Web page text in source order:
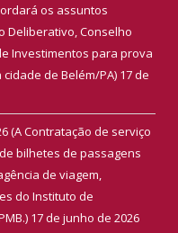
os assuntos
Deliberativo, Conselho
Investimentos para prova
de Belém/PA) 17 de
(A Contratação de serviço
bilhetes de passagens
de viagem,
do Instituto de
17 de junho de 2026